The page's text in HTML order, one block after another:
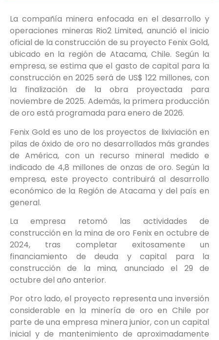
La compañía minera enfocada en el desarrollo y
operaciones mineras Rio2 Limited, anunció el inicio
oficial de la construcción de su proyecto Fenix Gold,
ubicado en la región de Atacama, Chile. Según la
empresa, se estima que el gasto de capital para la
construcción en 2025 será de US$ 122 millones, con
la finalización de la obra proyectada para
noviembre de 2025. Además, la primera producción
de oro está programada para enero de 2026.
Fenix Gold es uno de los proyectos de lixiviación en
pilas de óxido de oro no desarrollados más grandes
de América, con un recurso mineral medido e
indicado de 4,8 millones de onzas de oro. Según la
empresa, este proyecto contribuirá al desarrollo
económico de la Región de Atacama y del país en
general.
La empresa retomó las actividades de
construcción en la mina de oro Fenix en octubre de
2024, tras completar exitosamente un
financiamiento de deuda y capital para la
construcción de la mina, anunciado el 29 de
octubre del año anterior.
Por otro lado, el proyecto representa una inversión
considerable en la minería de oro en Chile por
parte de una empresa minera junior, con un capital
inicial y de mantenimiento de aproximadamente